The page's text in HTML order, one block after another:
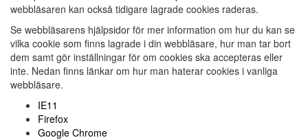
webbläsaren kan också tidigare lagrade cookies raderas.
Se webbläsarens hjälpsidor för mer information om hur du kan se
vilka cookie som finns lagrade i din webbläsare, hur man tar bort
dem samt gör inställningar för om cookies ska accepteras eller
inte. Nedan finns länkar om hur man haterar cookies i vanliga
webbläsare.
IE11
Firefox
Google Chrome